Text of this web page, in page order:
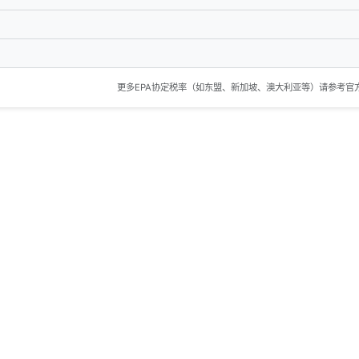
更多EPA协定税率（如东盟、新加坡、澳大利亚等）请参考官